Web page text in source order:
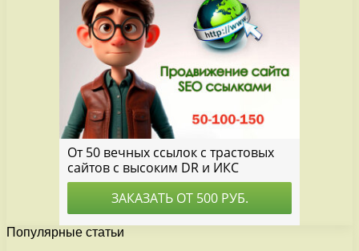
Популярные статьи